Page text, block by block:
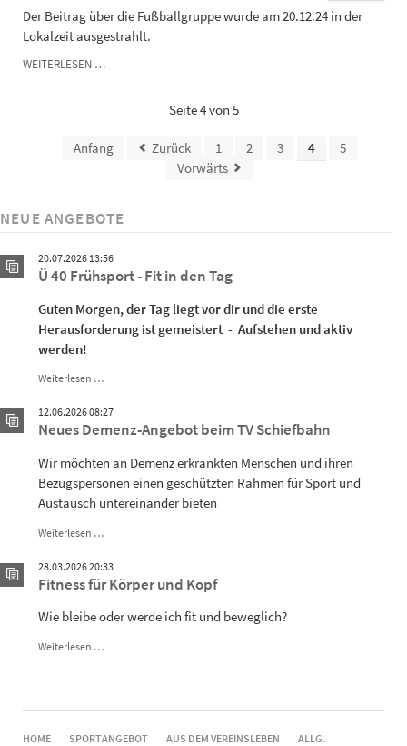
Der Beitrag über die Fußballgruppe wurde am 20.12.24 in der
Lokalzeit ausgestrahlt.
WEITERLESEN …INKLUSION:
IT T
Seite 4 von 5
Anfang Zurück 1 2 3 4
5
Vorwärts
NEUE ANGEBOTE
20.07.2026 13:56
Ü 40 Frühsport - Fit in den Tag
Guten Morgen, der Tag liegt vor dir und die erste
Herausforderung ist gemeistert - Aufstehen und aktiv
werden!
Weiterlesen …Ü
Frühsport
den
Tag
12.06.2026 08:27
Neues Demenz-Angebot beim TV Schiefbahn
Wir möchten an Demenz erkrankten Menschen und ihren
Bezugspersonen einen geschützten Rahmen für Sport und
Austausch untereinander bieten
Weiterlesen …
Angebot
beim
TV
Schiefbahn
28.03.2026 20:33
Fitness für Körper und Kopf
Wie bleibe oder werde ich fit und beweglich?
Weiterlesen …Fitness
Kopf
NAVIGATION
HOME SPORTANGEBOT AUS DEM VEREINSLEBEN ALLG.